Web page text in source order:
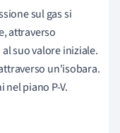
sul gas si
attraverso
suo valore iniziale.
un'isobara.
piano P-V.